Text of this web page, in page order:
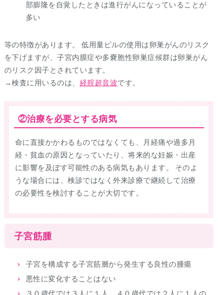
部膨隆を自覚したときは進行がんになっていることが
多い
等の特徴があります。 低用量ピルの使用は卵巣がんのリスク
を下げますが、子宮内膜症や多嚢胞性卵巣症候群は卵巣がん
のリスク因子とされています。
→検査に用いるのは、 経腟超音波です。
②治療を必要とする病気
命に直接かかわるものではなくても、月経痛や過多月
経・貧血の原因となっていたり、将来的な妊娠・出産
に影響を及ぼす可能性のある病気もあります。 そのよ
うな場合には、検診ではなく外来診療で継続して治療
の必要性を検討することが大切です。
子宮筋腫
子宮を構成する子宮筋層から発生する良性の腫瘍
悪性に変化することはない